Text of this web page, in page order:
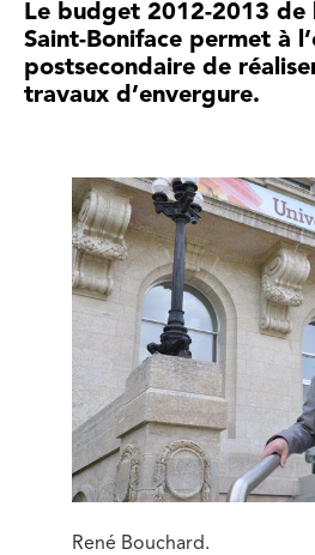
Le budget 2012-2013 de
Saint-Boniface permet à
postsecondaire de
travaux d’envergure.
René Bouchard.